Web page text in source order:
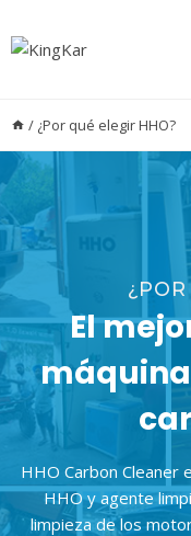
contenido
/ ¿Por qué elegir HHO?
El
HHO Carbon Cleaner
HHO y agente
limpieza de los